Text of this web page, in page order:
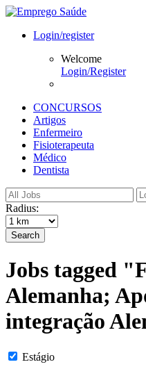
Login/register
Welcome
Login/Register
CONCURSOS
Artigos
Enfermeiro
Fisioterapeuta
Médico
Dentista
Radius:
Search
Jobs tagged
Alemanha;
integração
Estágio